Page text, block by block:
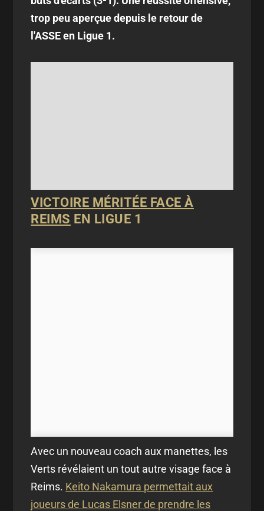
trop peu aperçue depuis le retour de
l'ASSE en Ligue 1.
VICTOIRE MÉRITÉE FACE À
REIMS EN LIGUE 1
Avec un nouveau coach aux manettes, les
Verts révélaient un tout autre visage face à
Reims. Keito Nakamura permettait aux
joueurs de Lucas Elsner de prendre les